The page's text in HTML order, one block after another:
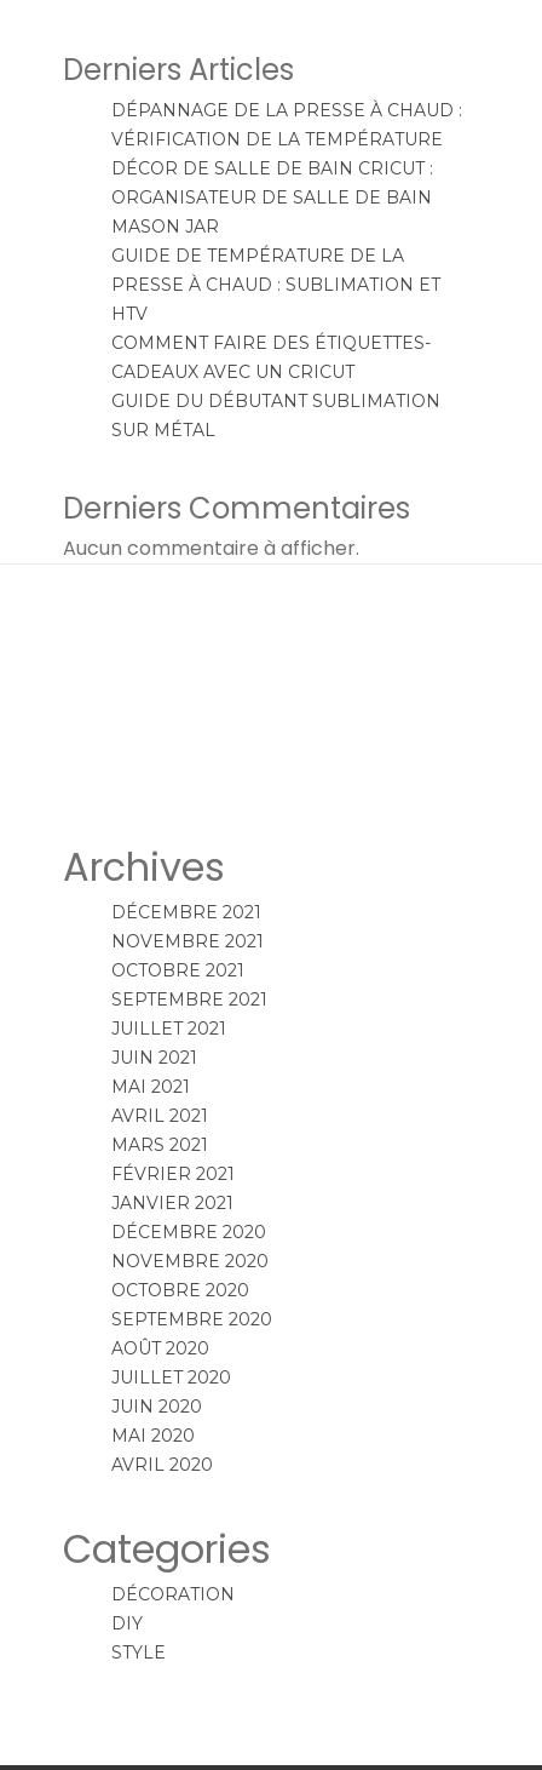
Derniers Articles
DÉPANNAGE DE LA PRESSE À CHAUD :
VÉRIFICATION DE LA TEMPÉRATURE
DÉCOR DE SALLE DE BAIN CRICUT :
ORGANISATEUR DE SALLE DE BAIN
MASON JAR
GUIDE DE TEMPÉRATURE DE LA
PRESSE À CHAUD : SUBLIMATION ET
HTV
COMMENT FAIRE DES ÉTIQUETTES-
CADEAUX AVEC UN CRICUT
GUIDE DU DÉBUTANT SUBLIMATION
SUR MÉTAL
Derniers Commentaires
Aucun commentaire à afficher.
Archives
DÉCEMBRE 2021
NOVEMBRE 2021
OCTOBRE 2021
SEPTEMBRE 2021
JUILLET 2021
JUIN 2021
MAI 2021
AVRIL 2021
MARS 2021
FÉVRIER 2021
JANVIER 2021
DÉCEMBRE 2020
NOVEMBRE 2020
OCTOBRE 2020
SEPTEMBRE 2020
AOÛT 2020
JUILLET 2020
JUIN 2020
MAI 2020
AVRIL 2020
Categories
DÉCORATION
DIY
STYLE